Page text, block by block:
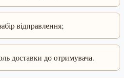
відправлення;
доставки до отримувача.